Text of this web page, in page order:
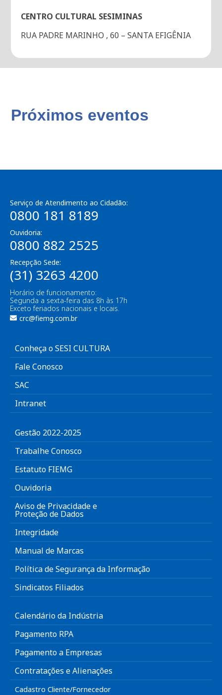
CENTRO CULTURAL SESIMINAS
RUA PADRE MARINHO , 60 – SANTA EFIGÊNIA
Próximos eventos
Serviço de Atendimento ao Cidadão:
0800 181 8189
Ouvidoria:
0800 882 2525
Recepção Sede:
(31) 3263 4200
Horário de funcionamento:
Segunda a sexta-feira das 8h às 17h
Exceto feriados nacionais e locais.
crc@fiemg.com.br
Conheça o SESI CULTURA
Fale Conosco
SAC
Intranet
Gestão 2022-2025
Trabalhe Conosco
Estatuto FIEMG
Ouvidoria
Aviso de Privacidade e
Proteção de Dados
Integridade
Manual de Marcas
Política de Segurança da Informação
Sindicatos Filiados
Calendário da Indústria
Pagamento RPA
Pagamento a Empresas
Contratações e Alienações
Cadastro Cliente/Fornecedor